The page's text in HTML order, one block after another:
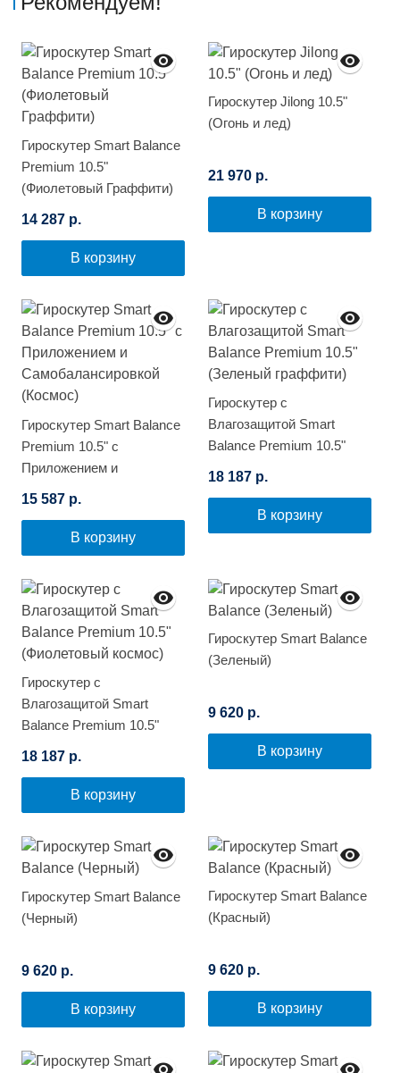
Гироскутер Smart Balance
Premium 10.5"
(Фиолетовый Граффити)
14 287 р.
В корзину
Гироскутер Jilong 10.5"
(Огонь и лед)
21 970 р.
В корзину
Гироскутер Smart Balance
Premium 10.5" с
Приложением и
(Космос)
15 587 р.
В корзину
Гироскутер с
Влагозащитой Smart
Balance Premium 10.5"
18 187 р.
В корзину
Гироскутер с
Влагозащитой Smart
Balance Premium 10.5"
18 187 р.
В корзину
Гироскутер Smart Balance
(Зеленый)
9 620 р.
В корзину
Гироскутер Smart Balance
(Черный)
9 620 р.
В корзину
Гироскутер Smart Balance
(Красный)
9 620 р.
В корзину